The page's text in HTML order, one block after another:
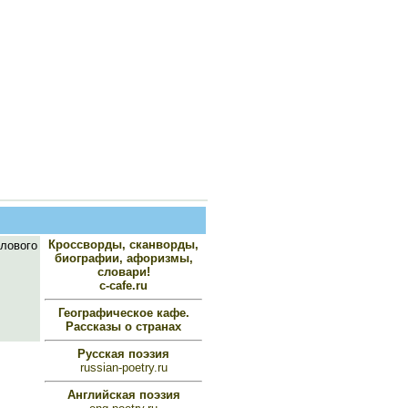
Кроссворды, сканворды,
биографии, афоризмы,
словари!
c-cafe.ru
Географическое кафе.
Рассказы о странах
Русская поэзия
russian-poetry.ru
Английская поэзия